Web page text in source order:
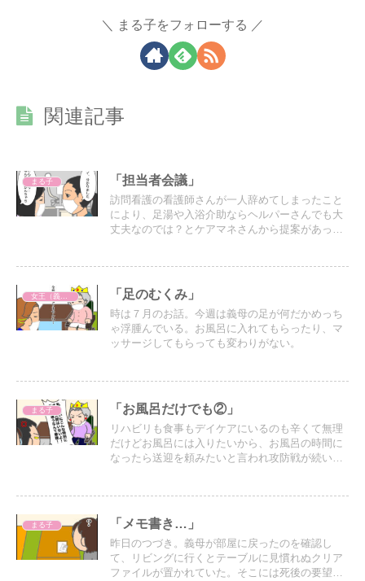
まる子をフォローする
関連記事
まる子 「担当者会議」
訪問看護の看護師さんが一人辞めてしまったこと
により、足湯や入浴介助ならヘルパーさんでも大
丈夫なのでは？とケアマネさんから提案があった
「足のむくみ」
時は７月のお話。今週は義母の足が何だかめっち
ゃ浮腫んでいる。お風呂に入れてもらったり、マ
ッサージしてもらっても変わりがない。
まる子 「お風呂だけでも②」
リハビリも食事もデイケアにいるのも辛くて無理
だけどお風呂には入りたいから、お風呂の時間に
なったら送迎を頼みたいと言われ攻防戦が続いて
まる子 「メモ書き…」
昨日のつづき。義母が部屋に戻ったのを確認し
て、リビングに行くとテーブルに見慣れぬクリア
ファイルが置かれていた。そこには死後の要望が